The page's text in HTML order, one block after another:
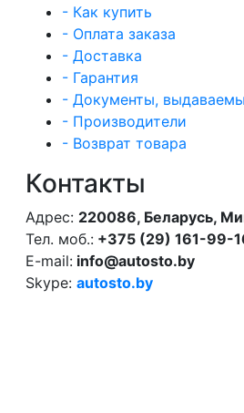
- Как купить
- Оплата заказа
- Доставка
- Гарантия
- Документы,
- Производители
- Возврат товара
Контакты
Адрес: 220086, Беларусь,
Тел. моб.: +375 (29) 161-99-
E-mail: info@autosto.by
Skype: autosto.by